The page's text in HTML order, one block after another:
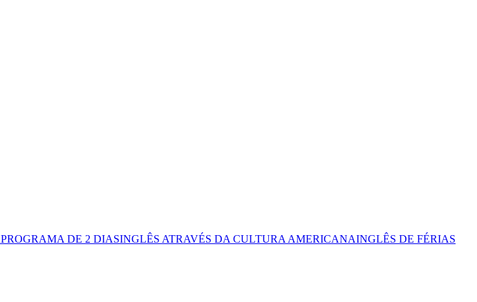
PROGRAMA DE 2 DIASINGLÊS ATRAVÉS DA CULTURA AMERICANAINGLÊS DE FÉRIAS